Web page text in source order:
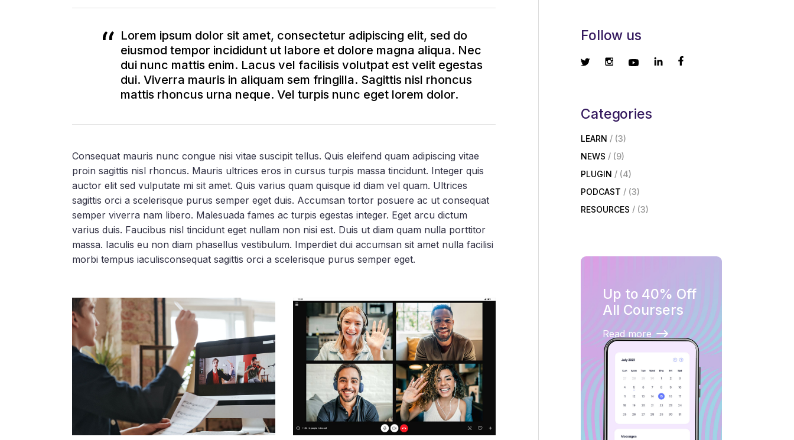
Lorem ipsum dolor sit amet, consectetur adipiscing elit, sed do
eiusmod tempor incididunt ut labore et dolore magna aliqua. Nec
dui nunc mattis enim. Lacus vel facilisis volutpat est velit egestas
dui. Viverra mauris in aliquam sem fringilla. Sagittis nisl rhoncus
mattis rhoncus urna neque. Vel turpis nunc eget lorem dolor.
Consequat mauris nunc congue nisi vitae suscipit tellus. Quis eleifend quam adipiscing vitae
proin sagittis nisl rhoncus. Mauris ultrices eros in cursus turpis massa tincidunt. Integer quis
auctor elit sed vulputate mi sit amet. Quis varius quam quisque id diam vel quam. Ultrices
sagittis orci a scelerisque purus semper eget duis. Accumsan tortor posuere ac ut consequat
semper viverra nam libero. Malesuada fames ac turpis egestas integer. Eget arcu dictum
varius duis. Faucibus nisl tincidunt eget nullam non nisi est. Duis ut diam quam nulla porttitor
massa. Iaculis eu non diam phasellus vestibulum. Imperdiet dui accumsan sit amet nulla facilisi
morbi tempus iaculisconsequat sagittis orci a scelerisque purus semper eget.
Follow us
Categories
LEARN
(3)
NEWS
(9)
PLUGIN
(4)
PODCAST
(3)
RESOURCES
(3)
Up to 40% Off
All Coursers
Read more